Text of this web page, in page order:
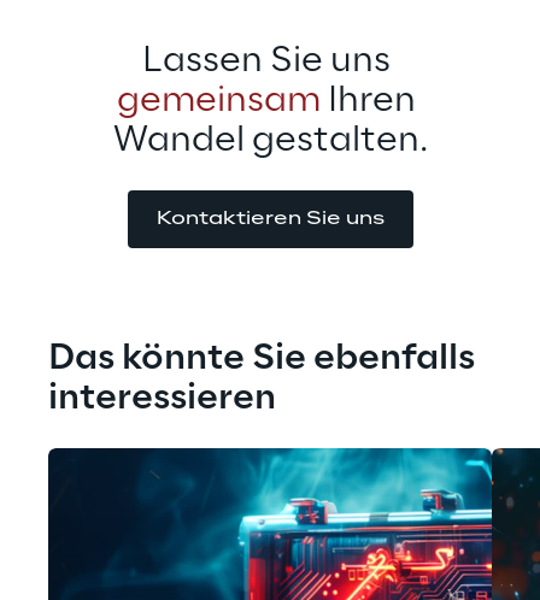
Lassen Sie uns
gemeinsam Ihren
Wandel gestalten.
Kontaktieren Sie uns
Das könnte Sie ebenfalls
interessieren